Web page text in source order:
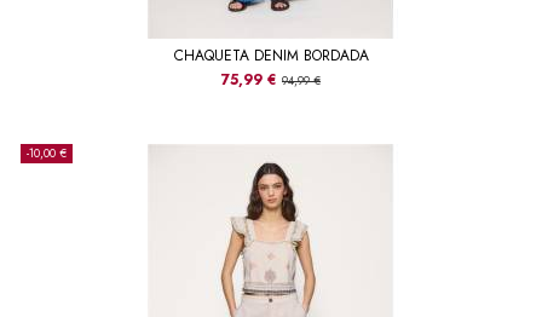
CHAQUETA DENIM BORDADA
75,99 € 94,99 €
-10,00 €